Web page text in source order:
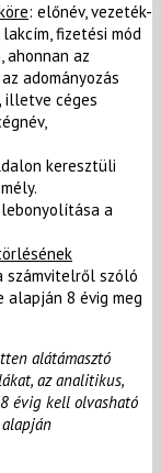
: előnév, vezeték-
fizetési mód
ahonnan az
adományozás
illetve céges
keresztüli
lebonyolítása a
számvitelről szóló
alapján 8 évig meg
alátámasztó
az analitikus,
évig kell olvasható